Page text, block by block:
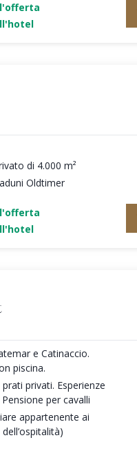
di 4.000 m²
Oldtimer
e Catinaccio.
piscina.
privati. Esperienze
per cavalli
appartenente ai